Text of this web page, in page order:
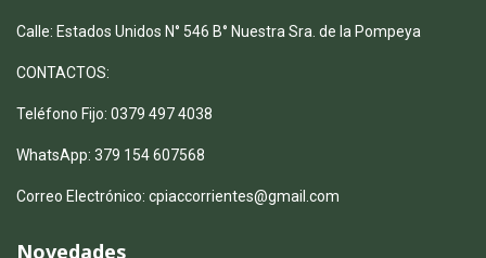
Calle: Estados Unidos N° 546 B° Nuestra Sra. de la Pompeya
CONTACTOS:
Teléfono Fijo: 0379 497 4038
WhatsApp: 379 154 607568
Correo Electrónico: cpiaccorrientes@gmail.com
Novedades